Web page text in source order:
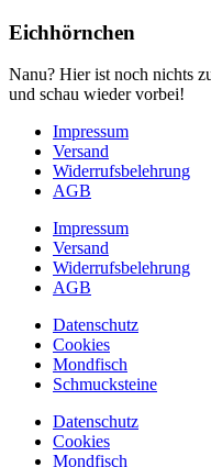
Eichhörnchen
Nanu? Hier ist noch nichts
und schau wieder vorbei!
Impressum
Versand
Widerrufsbelehrung
AGB
Impressum
Versand
Widerrufsbelehrung
AGB
Datenschutz
Cookies
Mondfisch
Schmucksteine
Datenschutz
Cookies
Mondfisch